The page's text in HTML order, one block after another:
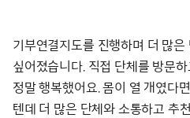
기부연결지도를 진행하며 더 많
싶어졌습니다. 직접 단체를 방문
정말 행복했어요. 몸이 열 개였다
텐데 더 많은 단체와 소통하고 추